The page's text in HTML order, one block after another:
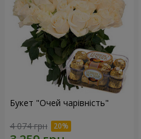
Букет "Очей чарівність"
4 074 грн